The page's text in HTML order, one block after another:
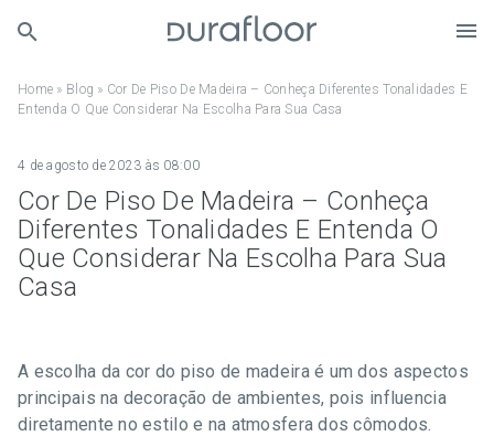
Home » Blog » Cor De Piso De Madeira – Conheça Diferentes Tonalidades E
Entenda O Que Considerar Na Escolha Para Sua Casa
Cor De Piso De Madeira – Conheça
Diferentes Tonalidades E Entenda O
Que Considerar Na Escolha Para Sua
Casa
4 de agosto de 2023 às 08:00
A escolha da cor do piso de madeira é um dos aspectos
principais na decoração de ambientes, pois influencia
diretamente no estilo e na atmosfera dos cômodos.